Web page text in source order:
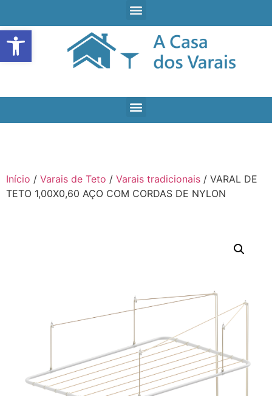
Open toolbar
Início / Varais de Teto / Varais tradicionais / VARAL DE
TETO 1,00X0,60 AÇO COM CORDAS DE NYLON